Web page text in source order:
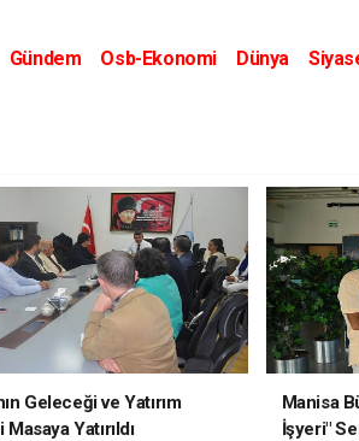
Gündem Osb-Ekonomi Dünya
Geleceği ve Yatırım
Yatırıldı
Manisa
İşyeri"